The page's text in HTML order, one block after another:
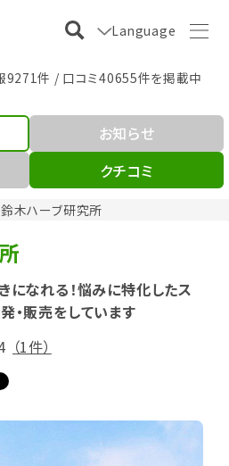
Language
9271件 / 口コミ40655件を掲載中
鈴木ハーブ研究所
お知らせ
クチコミ
になれる！悩みに特化したス
・販売をしています
（1件）